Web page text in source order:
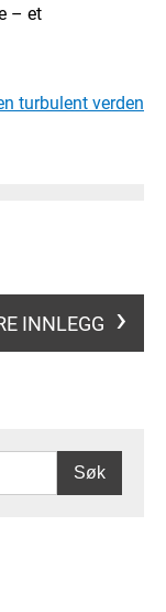
– et
turbulent verden
INNLEGG
Søk